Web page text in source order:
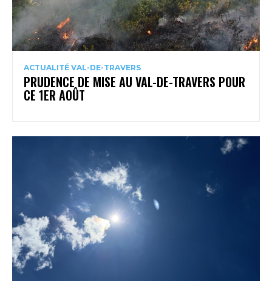
ACTUALITÉ VAL-DE-TRAVERS
PRUDENCE DE MISE AU VAL-DE-TRAVERS POUR
CE 1ER AOÛT